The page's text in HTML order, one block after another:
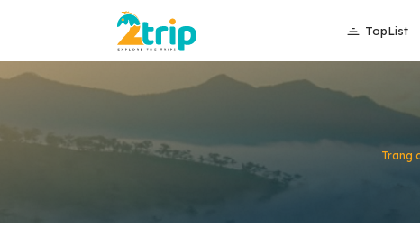
TopList
Trang